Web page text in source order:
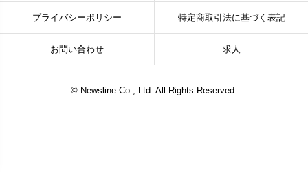
プライバシーポリシー 特定商取引法に基づく表記
お問い合わせ 求人
© Newsline Co., Ltd. All Rights Reserved.